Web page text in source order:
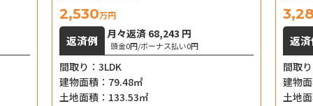
2,530万円
返済例 月々返済 68,243 円
頭金0円/ボーナス払い0円
間取り： 3LDK
建物面積： 79.48㎡
土地面積： 133.53㎡
返
間取
建物
土地